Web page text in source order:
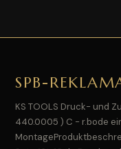
SPB-
KS TOOLS Druck- und
440.0005 ) C - r.bode